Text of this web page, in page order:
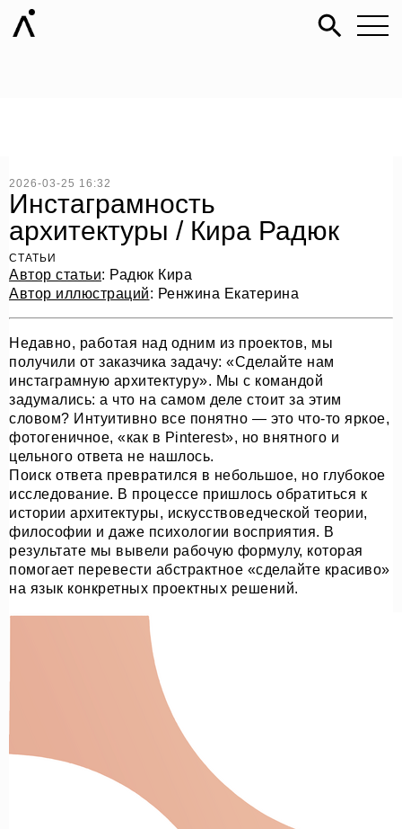
2026-03-25 16:32
Инстаграмность
архитектуры / Кира Радюк
СТАТЬИ
Автор статьи: Радюк Кира
Автор иллюстраций: Ренжина Екатерина
Недавно, работая над одним из проектов, мы
получили от заказчика задачу: «Сделайте нам
инстаграмную архитектуру». Мы с командой
задумались: а что на самом деле стоит за этим
словом? Интуитивно все понятно — это что-то яркое,
фотогеничное, «как в Pinterest», но внятного и
цельного ответа не нашлось.
Поиск ответа превратился в небольшое, но глубокое
исследование. В процессе пришлось обратиться к
истории архитектуры, искусствоведческой теории,
философии и даже психологии восприятия. В
результате мы вывели рабочую формулу, которая
помогает перевести абстрактное «сделайте красиво»
на язык конкретных проектных решений.